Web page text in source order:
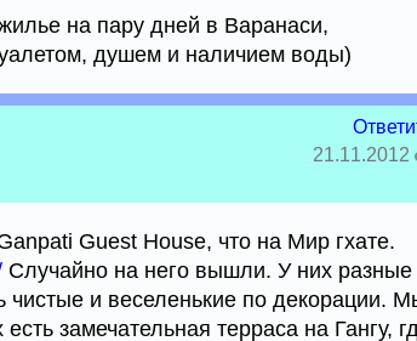
на пару дней в Варанаси,
душем и наличием воды)
21.11.2012
Guest House, что на Мир гхате.
Случайно на него вышли. У них разные
чистые и веселенькие по декорации.
замечательная терраса на Гангу,